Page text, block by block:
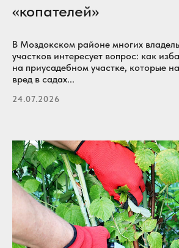
«копателей»
В Моздокском районе многих
участков интересует вопрос: как
на приусадебном участке, которые
вред в садах...
24.07.2026